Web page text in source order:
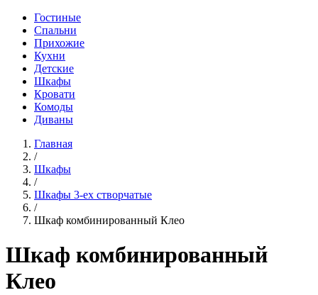
Гостиные
Спальни
Прихожие
Кухни
Детские
Шкафы
Кровати
Комоды
Диваны
Главная
/
Шкафы
/
Шкафы 3-ех створчатые
/
Шкаф комбинированный Клео
Шкаф комбинированный
Клео